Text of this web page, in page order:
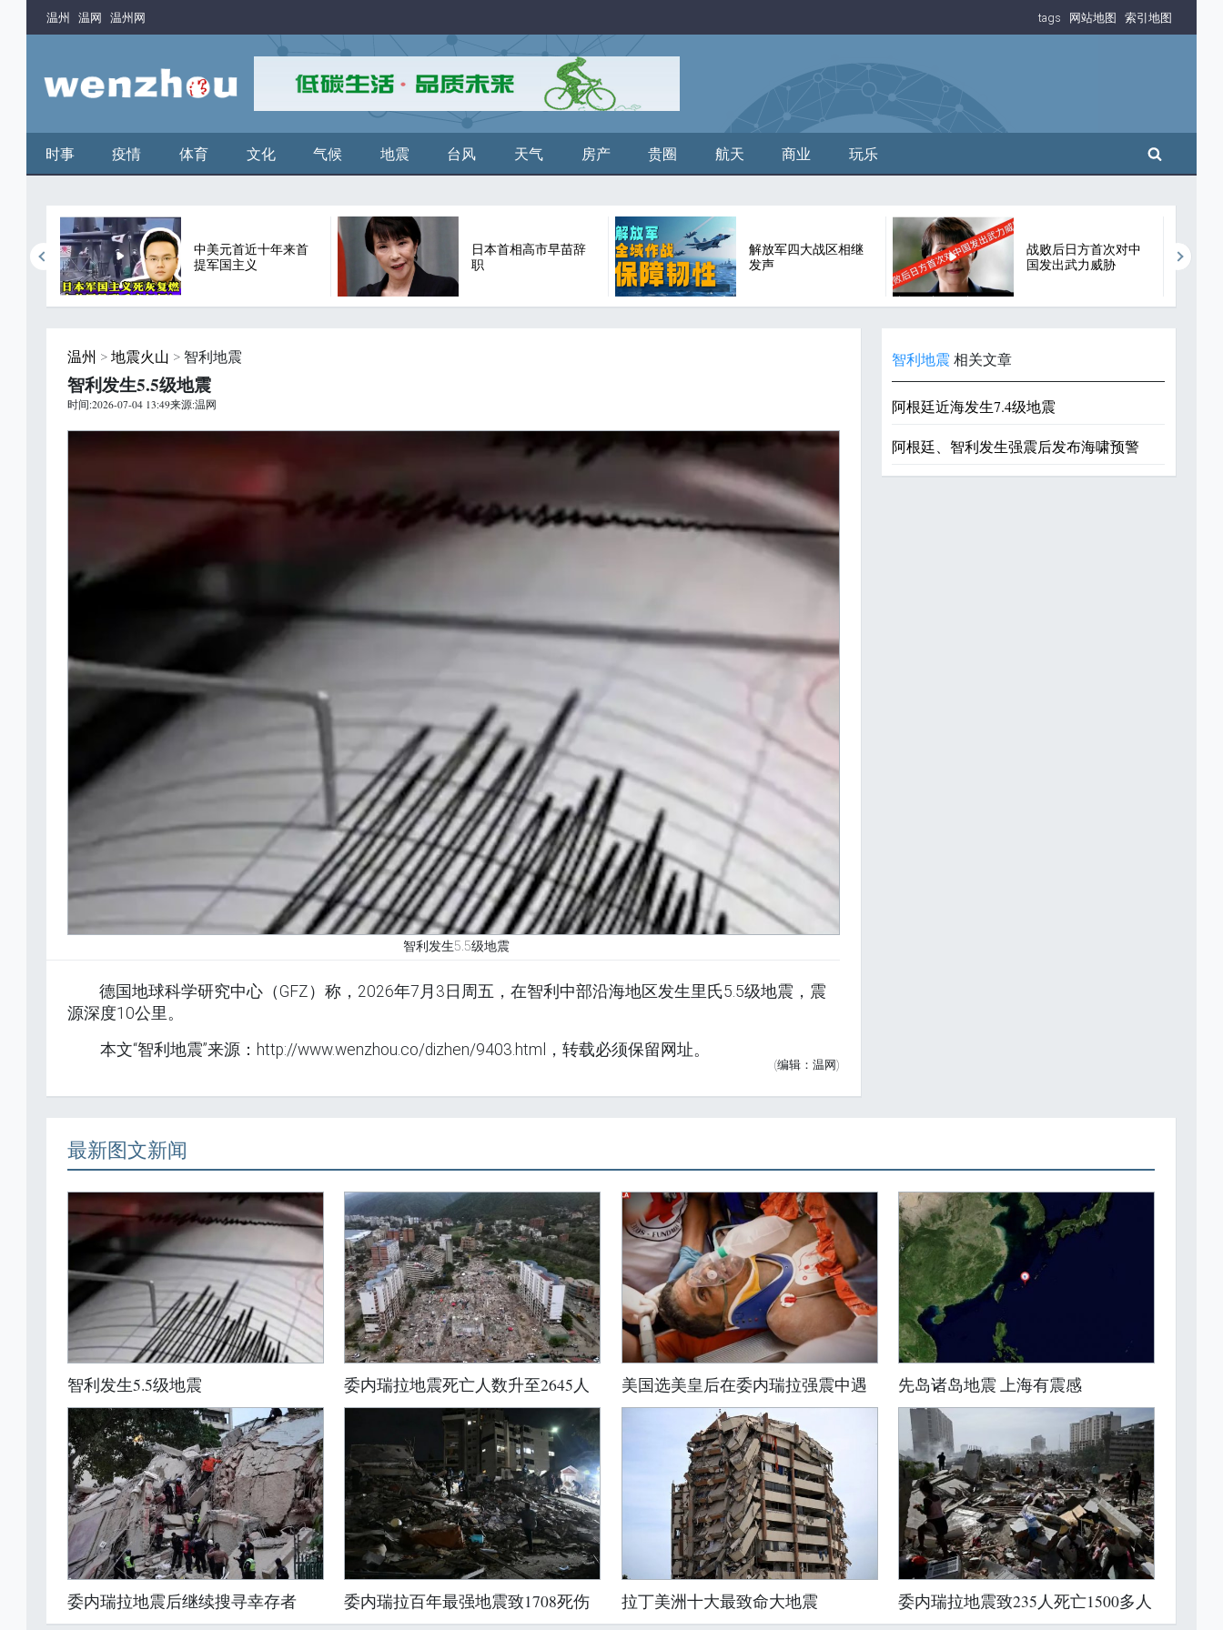
温州 温网 温州网 tags 网站地图 索引地图
时事 疫情 体育 文化 气候 地震 台风 天气 房产 贵圈 航天 商业 玩乐 搜索
中美元首近十年来首
提军国主义
日本首相高市早苗辞
职
解放军四大战区相继
发声
战败后日方首次对中
国发出武力威胁
温州 > 地震火山 > 智利地震
智利发生5.5级地震
时间:2026-07-04 13:49来源:温网
智利发生5.5级地震
德国地球科学研究中心（GFZ）称，2026年7月3日周五，在智利中部沿海地区发生里氏5.5级地震，震
源深度10公里。
本文“智利地震”来源：http://www.wenzhou.co/dizhen/9403.html，转载必须保留网址。
(编辑：温网)
智利地震 相关文章
阿根廷近海发生7.4级地震
阿根廷、智利发生强震后发布海啸预警
最新图文新闻
智利发生5.5级地震 委内瑞拉地震死亡人数升至2645人 美国选美皇后在委内瑞拉强震中遇 先岛诸岛地震 上海有震感
委内瑞拉地震后继续搜寻幸存者 委内瑞拉百年最强地震致1708死伤 拉丁美洲十大最致命大地震 委内瑞拉地震致235人死亡1500多人